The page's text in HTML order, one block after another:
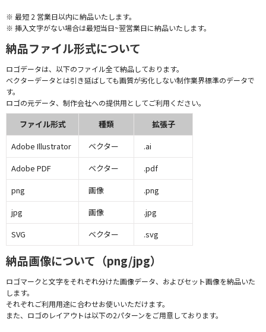
※ 最短 2 営業日以内に納品いたします。
※ 挿入文字がない場合は最短当日~翌営業日に納品いたします。
納品ファイル形式について
ロゴデータは、以下のファイル全て納品しております。
ベクターデータとは引き延ばしても画質が劣化しない制作業界標準のデータで
す。
ロゴの元データ、制作会社への提供用としてご利用ください。
ファイル形式 種類
拡張子
Adobe Illustrator
ベクター
.ai
Adobe PDF
ベクター
.pdf
png
画像
.png
jpg
画像
.jpg
SVG
ベクター .svg
納品画像について（png/jpg）
ロゴマークと文字をそれぞれ分けた画像データ、およびセット画像を納品いた
します。
それぞれご利用用途に合わせお使いいただけます。
また、ロゴのレイアウトは以下の2パターンをご用意しております。